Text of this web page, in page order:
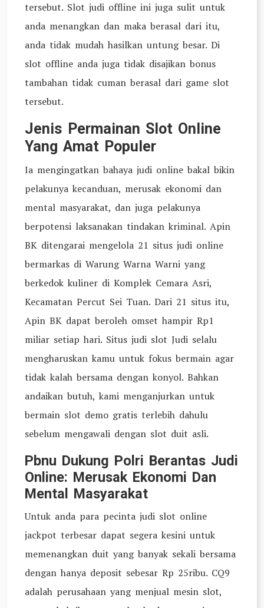
tersebut. Slot judi offline ini juga sulit untuk
anda menangkan dan maka berasal dari itu,
anda tidak mudah hasilkan untung besar. Di
slot offline anda juga tidak disajikan bonus
tambahan tidak cuman berasal dari game slot
tersebut.
Jenis Permainan Slot Online
Yang Amat Populer
Ia mengingatkan bahaya judi online bakal bikin
pelakunya kecanduan, merusak ekonomi dan
mental masyarakat, dan juga pelakunya
berpotensi laksanakan tindakan kriminal. Apin
BK ditengarai mengelola 21 situs judi online
bermarkas di Warung Warna Warni yang
berkedok kuliner di Komplek Cemara Asri,
Kecamatan Percut Sei Tuan. Dari 21 situs itu,
Apin BK dapat beroleh omset hampir Rp1
miliar setiap hari. Situs judi slot Judi selalu
mengharuskan kamu untuk fokus bermain agar
tidak kalah bersama dengan konyol. Bahkan
andaikan butuh, kami menganjurkan untuk
bermain slot demo gratis terlebih dahulu
sebelum mengawali dengan slot duit asli.
Pbnu Dukung Polri Berantas Judi
Online: Merusak Ekonomi Dan
Mental Masyarakat
Untuk anda para pecinta judi slot online
jackpot terbesar dapat segera kesini untuk
memenangkan duit yang banyak sekali bersama
dengan hanya deposit sebesar Rp 25ribu. CQ9
adalah perusahaan yang menjual mesin slot,